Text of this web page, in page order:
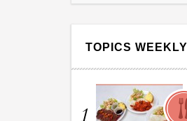
TOPICS
1